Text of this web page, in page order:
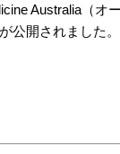
Australia（
公開されました。